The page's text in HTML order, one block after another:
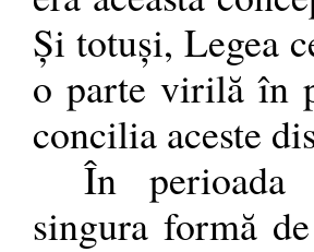
Și totuși, Legea
o parte virilă în
concilia aceste
În
singura formă